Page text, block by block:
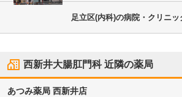
足立区(内科)の病院・クリニッ
西新井大腸肛門科近隣の薬局
あつみ薬局 西新井店